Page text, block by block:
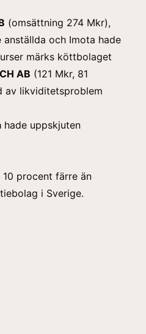
(omsättning 274 Mkr),
och Imota hade
märks köttbolaget
AB (121 Mkr, 81
av likviditetsproblem
hade uppskjuten
procent färre än
i Sverige.